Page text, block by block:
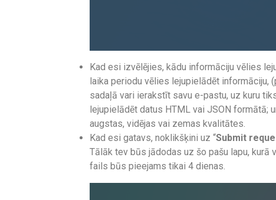
Kad esi izvēlējies, kādu informāciju vēlies
laika periodu vēlies lejupielādēt informāciju,
sadaļā vari ierakstīt savu e-pastu, uz kuru
lejupielādēt datus HTML vai JSON formātā;
augstas, vidējas vai zemas kvalitātes.
Kad esi gatavs, noklikšķini uz “Submit
Tālāk tev būs jādodas uz šo pašu lapu, kurā
fails būs pieejams tikai 4 dienas.